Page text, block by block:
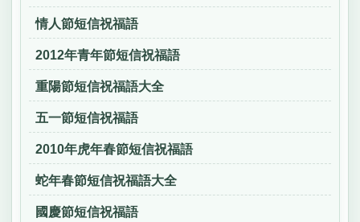
情人節短信祝福語
2012年青年節短信祝福語
重陽節短信祝福語大全
五一節短信祝福語
2010年虎年春節短信祝福語
蛇年春節短信祝福語大全
國慶節短信祝福語